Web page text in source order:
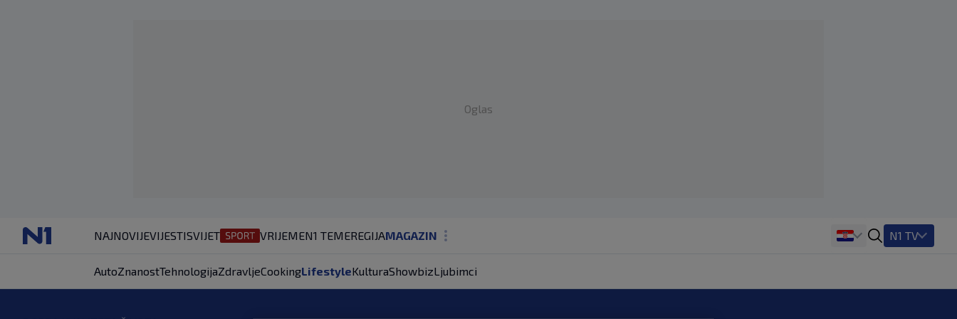
Oglas
NAJNOVIJEVIJESTISVIJET VRIJEMEN1 TEMEREGIJAMAGAZIN
KOLUMNE
N1 TV
AutoZnanostTehnologijaZdravljeCookingLifestyleKulturaShowbizLjubimci